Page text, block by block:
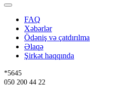
FAQ
Xəbərlər
Ödəniş və çatdırılma
Əlaqə
Şirkət haqqında
*5645
050 200 44 22